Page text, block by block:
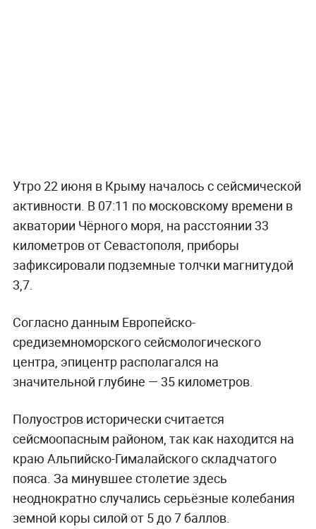
Утро 22 июня в Крыму началось с сейсмической
активности. В 07:11 по московскому времени в
акватории Чёрного моря, на расстоянии 33
километров от Севастополя, приборы
зафиксировали подземные толчки магнитудой
3,7.
Согласно данным Европейско-
средиземноморского сейсмологического
центра, эпицентр располагался на
значительной глубине — 35 километров.
Полуостров исторически считается
сейсмоопасным районом, так как находится на
краю Альпийско-Гималайского складчатого
пояса. За минувшее столетие здесь
неоднократно случались серьёзные колебания
земной коры силой от 5 до 7 баллов.